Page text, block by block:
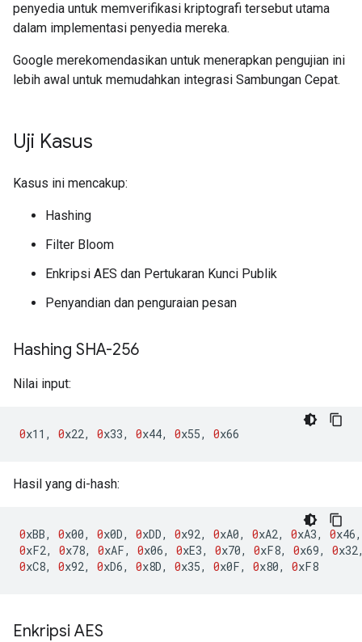
penyedia untuk memverifikasi kriptografi tersebut utama
dalam implementasi penyedia mereka.
Google merekomendasikan untuk menerapkan pengujian ini
lebih awal untuk memudahkan integrasi Sambungan Cepat.
Uji Kasus
Kasus ini mencakup:
Hashing
Filter Bloom
Enkripsi AES dan Pertukaran Kunci Publik
Penyandian dan penguraian pesan
Hashing SHA-256
Nilai input:
0x11 , 0x22, 0x33, 0x44, 0x55, 0x66
Hasil yang di-hash:
0xBB, 0x00, 0x0D, 0xDD, 0x92, 0xA0, 0xA2, 0xA3, 0x46,
0xF2, 0x78, 0xAF, 0x06, 0xE3, 0x70, 0xF8, 0x69, 0x32
0xC8, 0x92, 0xD6, 0x8D, 0x35, 0x0F, 0x80, 0xF8
Enkripsi AES